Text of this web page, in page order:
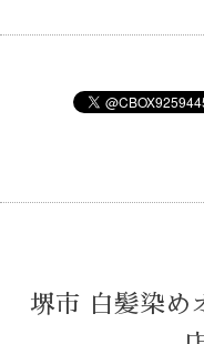
堺市 白髪染め